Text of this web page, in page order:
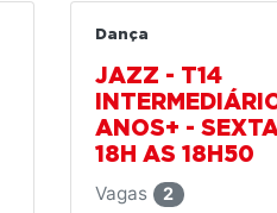
Dança
JAZZ - T14
ANOS+ -
18H AS 18H50
Vagas
2